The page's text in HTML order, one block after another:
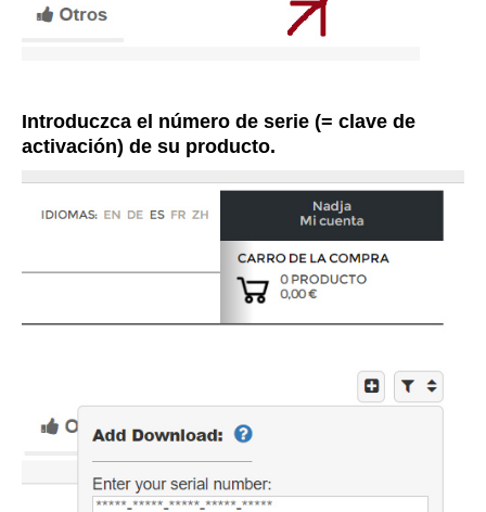
Introduczca el número de serie (= clave de
activación) de su producto.